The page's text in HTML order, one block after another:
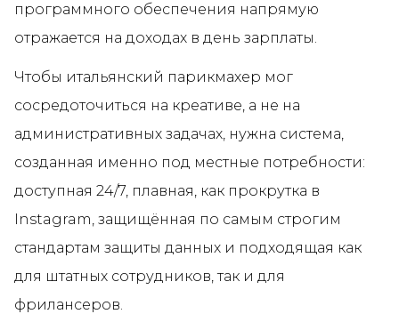
программного обеспечения напрямую
отражается на доходах в день зарплаты.
Чтобы итальянский парикмахер мог
сосредоточиться на креативе, а не на
административных задачах, нужна система,
созданная именно под местные потребности:
доступная 24/7, плавная, как прокрутка в
Instagram, защищённая по самым строгим
стандартам защиты данных и подходящая как
для штатных сотрудников, так и для
фрилансеров.